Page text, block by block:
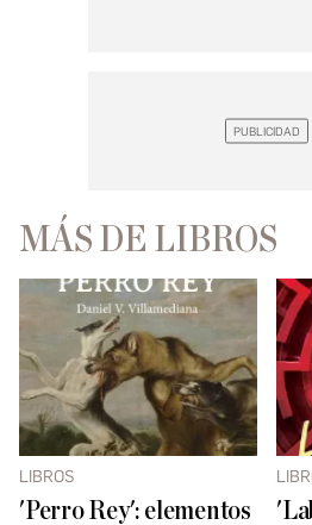
MÁS DE LIBROS
LIBROS
'Perro Rey': elementos